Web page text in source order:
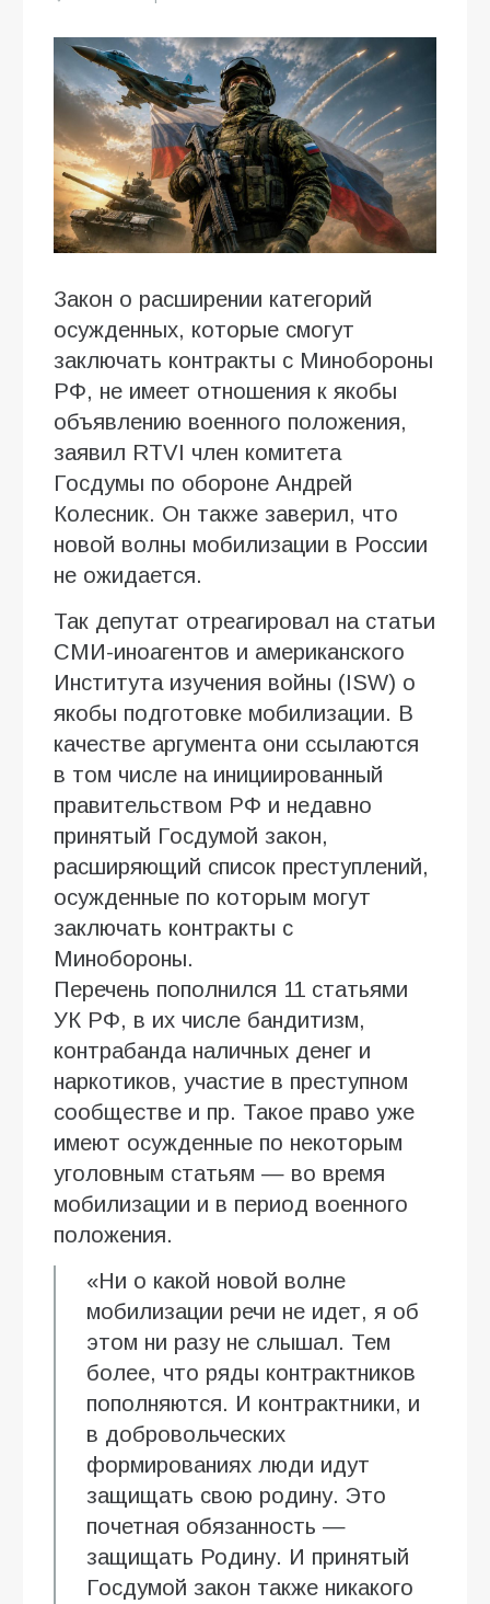
Закон о расширении категорий
осужденных, которые смогут
заключать контракты с Минобороны
РФ, не имеет отношения к якобы
объявлению военного положения,
заявил RTVI член комитета
Госдумы по обороне Андрей
Колесник. Он также заверил, что
новой волны мобилизации в России
не ожидается.
Так депутат отреагировал на статьи
СМИ-иноагентов и американского
Института изучения войны (ISW) о
якобы подготовке мобилизации. В
качестве аргумента они ссылаются
в том числе на инициированный
правительством РФ и недавно
принятый Госдумой закон,
расширяющий список преступлений,
осужденные по которым могут
заключать контракты с
Минобороны.
Перечень пополнился 11 статьями
УК РФ, в их числе бандитизм,
контрабанда наличных денег и
наркотиков, участие в преступном
сообществе и пр. Такое право уже
имеют осужденные по некоторым
уголовным статьям — во время
мобилизации и в период военного
положения.
«Ни о какой новой волне
мобилизации речи не идет, я об
этом ни разу не слышал. Тем
более, что ряды контрактников
пополняются. И контрактники, и
в добровольческих
формированиях люди идут
защищать свою родину. Это
почетная обязанность —
защищать Родину. И принятый
Госдумой закон также никакого